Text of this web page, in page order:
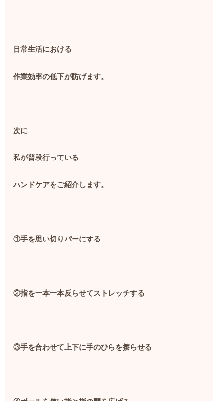
日常生活における
作業効率の低下が防げます。
次に
私が普段行っている
ハンドケアをご紹介します。
①手を思い切りパーにする
②指を一本一本反らせてストレッチする
③手を合わせて上下に手のひらを擦らせる